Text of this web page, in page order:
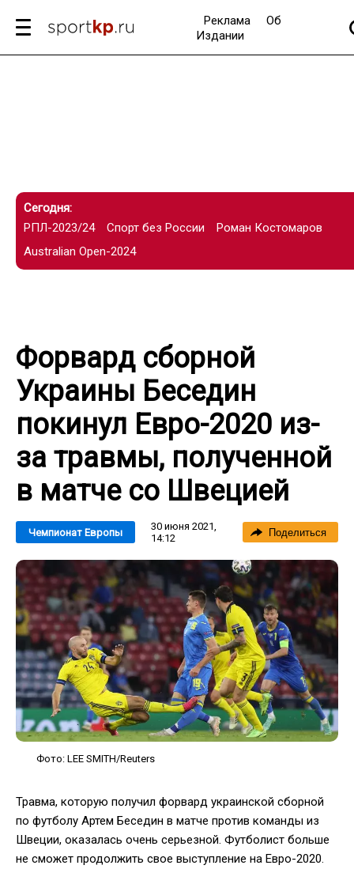
Реклама
Об
Издании
Сегодня:
РПЛ-2023/24
Спорт без России
Роман Костомаров
Australian Open-2024
Форвард сборной
Украины Беседин
покинул Евро-2020 из-
за травмы, полученной
в матче со Швецией
Чемпионат Европы
30 июня 2021,
14:12
Поделиться
Фото: LEE SMITH/Reuters
Травма, которую получил форвард украинской сборной
по футболу Артем Беседин в матче против команды из
Швеции, оказалась очень серьезной. Футболист больше
не сможет продолжить свое выступление на Евро-2020.